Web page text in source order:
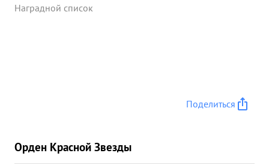
Наградной список
Поделиться
Орден Красной Звезды